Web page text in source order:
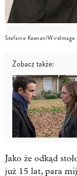
Stefanie Keenan/WireImage
Zobacz także:
Jako że odkąd
już 15 lat, para